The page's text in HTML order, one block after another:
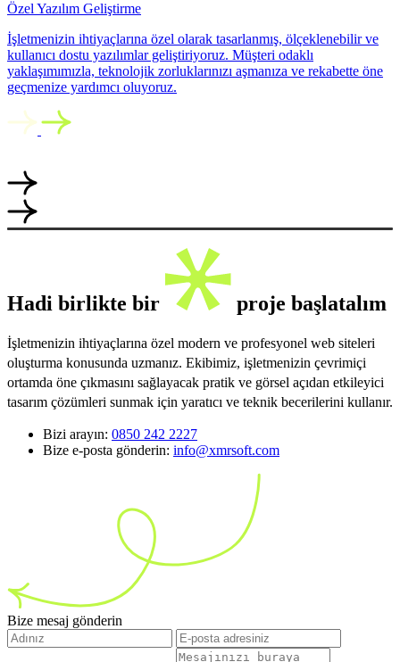
Özel Yazılım Geliştirme
İşletmenizin ihtiyaçlarına özel olarak tasarlanmış, ölçeklenebilir ve
kullanıcı dostu yazılımlar geliştiriyoruz. Müşteri odaklı
yaklaşımımızla, teknolojik zorluklarınızı aşmanıza ve rekabette öne
geçmenize yardımcı oluyoruz.
Hadi birlikte bir proje başlatalım
İşletmenizin ihtiyaçlarına özel modern ve profesyonel web siteleri
oluşturma konusunda uzmanız. Ekibimiz, işletmenizin çevrimiçi
ortamda öne çıkmasını sağlayacak pratik ve görsel açıdan etkileyici
tasarım çözümleri sunmak için yaratıcı ve teknik becerilerini kullanır.
Bizi arayın: 0850 242 2227
Bize e-posta gönderin: info@xmrsoft.com
Bize mesaj gönderin